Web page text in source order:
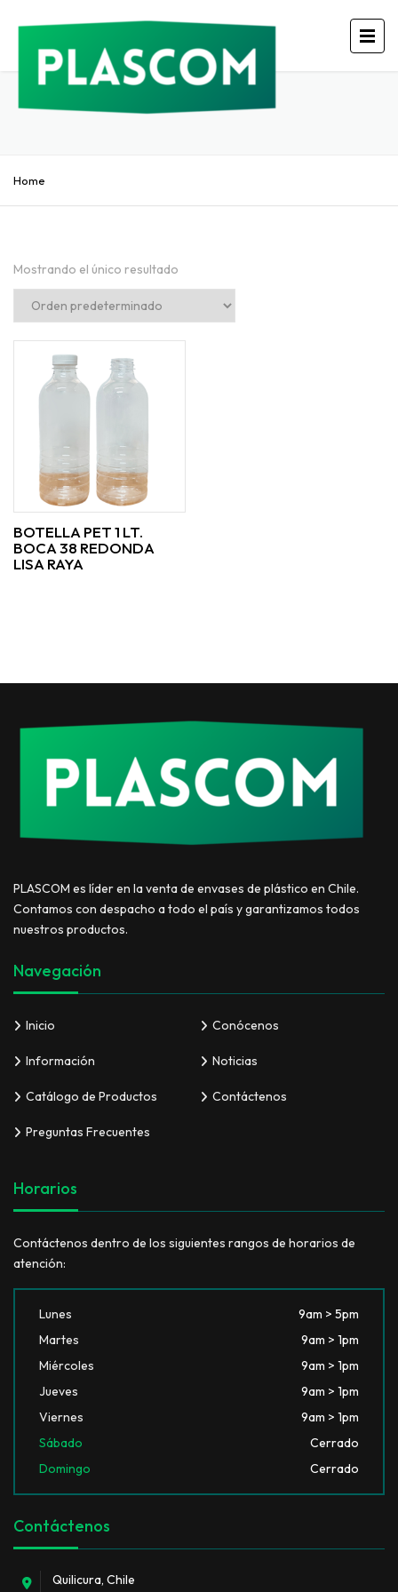
Home
Mostrando el único resultado
BOTELLA PET 1 LT.
BOCA 38 REDONDA
LISA RAYA
PLASCOM es líder en la venta de envases de plástico en Chile.
Contamos con despacho a todo el país y garantizamos todos
nuestros productos.
Navegación
Inicio Conócenos
Información Noticias
Catálogo de Productos Contáctenos
Preguntas Frecuentes
Horarios
Contáctenos dentro de los siguientes rangos de horarios de
atención:
Lunes
9am > 5pm
Martes
9am > 1pm
Miércoles
9am > 1pm
Jueves
9am > 1pm
Viernes
9am > 1pm
Sábado
Cerrado
Domingo
Cerrado
Contáctenos
Quilicura, Chile